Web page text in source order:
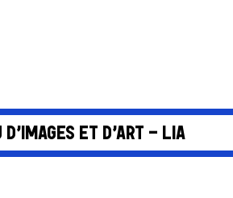
D’IMAGES ET D’ART – LIA